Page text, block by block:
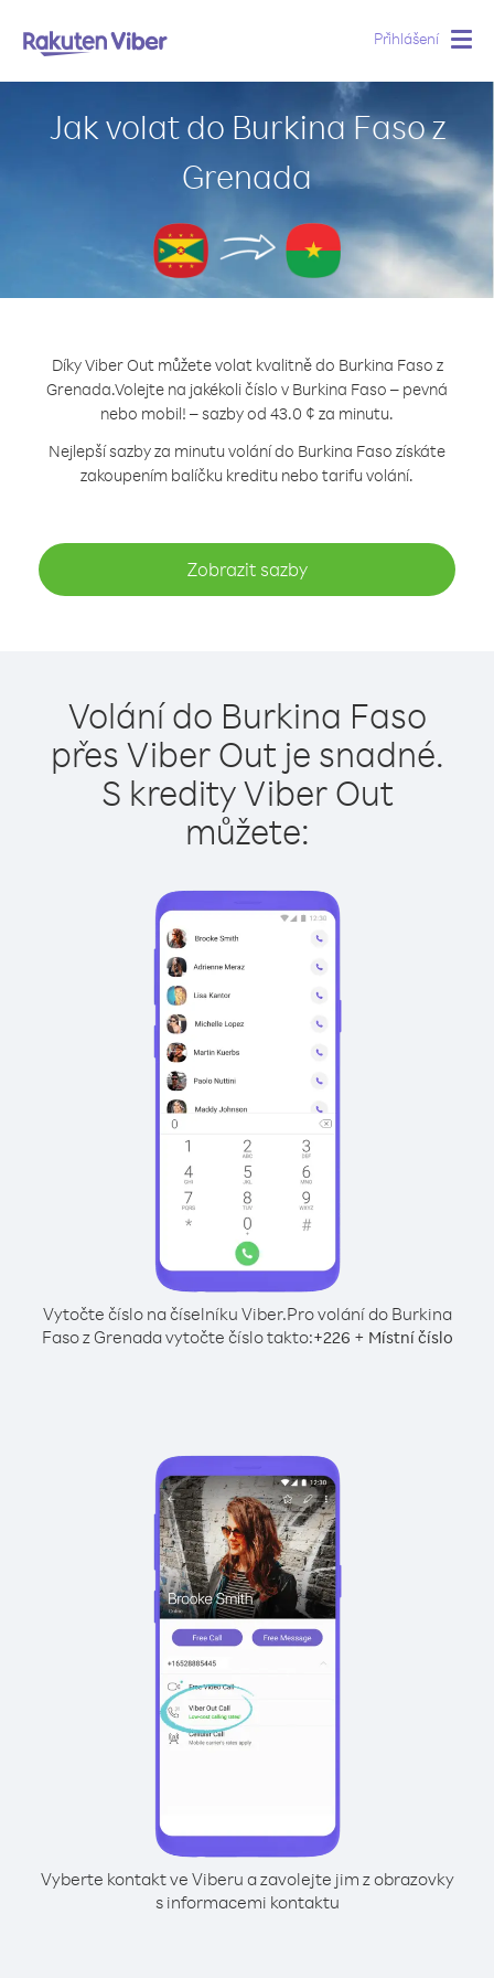
Přihlášení
Jak volat do Burkina Faso z
Grenada
Díky Viber Out můžete volat kvalitně do Burkina Faso z
Grenada.Volejte na jakékoli číslo v Burkina Faso – pevná
nebo mobil! – sazby od 43.0 ¢ za minutu.
Nejlepší sazby za minutu volání do Burkina Faso získáte
zakoupením balíčku kreditu nebo tarifu volání.
Zobrazit sazby
Volání do Burkina Faso
přes Viber Out je snadné.
S kredity Viber Out
můžete:
Vytočte číslo na číselníku Viber.Pro volání do Burkina
Faso z Grenada vytočte číslo takto:+226 + Místní číslo
Vyberte kontakt ve Viberu a zavolejte jim z obrazovky
s informacemi kontaktu